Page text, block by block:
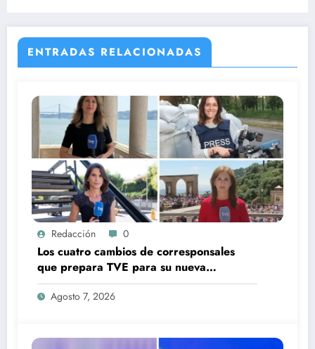
ENTRADAS RELACIONADAS
Redacción 0
Los cuatro cambios de corresponsales
que prepara TVE para su nueva
temporada
Agosto 7, 2026